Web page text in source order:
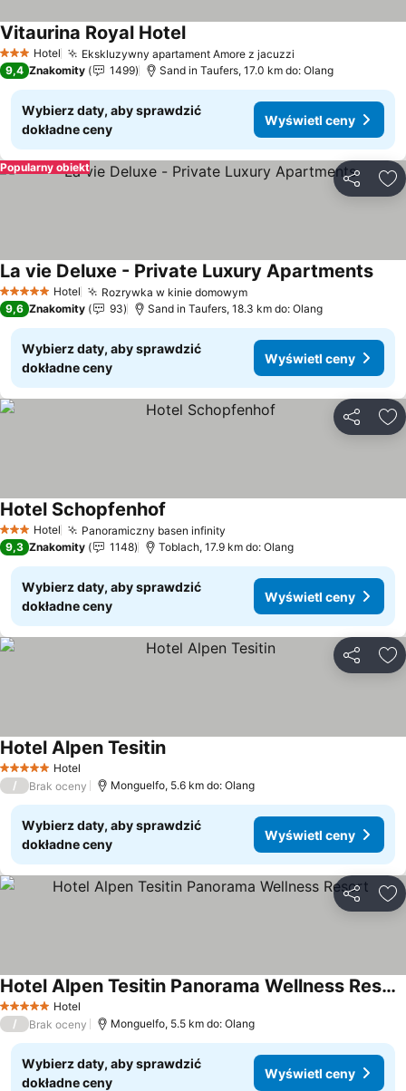
3 Kategoria
Hotel Ekskluzywny apartament Amore z jacuzzi
Vitaurina Royal HotelWyświetl ceny
9,4 Znakomity 1499 Sand in Taufers, 17.0 km do: Olang
Wybierz daty, aby sprawdzić
dokładne ceny
Wyświetl ceny
Popularny obiekt
5 KategoriaHotel Rozrywka w kinie domowymWyświetl ceny
La vie Deluxe - Private Luxury Apartments
9,6 Znakomity 93 Sand in Taufers, 18.3 km do: Olang
Wybierz daty, aby sprawdzić
dokładne ceny
Wyświetl ceny
3 Kategoria
Hotel Panoramiczny basen infinity
Hotel Schopfenhof
9,3 Znakomity 1148 Toblach, 17.9 km do: Olang
Wybierz daty, aby sprawdzić
dokładne ceny
Wyświetl ceny
5 KategoriaHotel
Hotel Alpen TesitinWyświetl ceny
/ Brak oceny Monguelfo, 5.6 km do: Olang
Wybierz daty, aby sprawdzić
dokładne ceny
Wyświetl ceny
5 KategoriaHotel
Hotel Alpen Tesitin Panorama Wellness Resort
Wyświetl ceny
/ Brak oceny Monguelfo, 5.5 km do: Olang
Wybierz daty, aby sprawdzić
dokładne ceny
Wyświetl ceny